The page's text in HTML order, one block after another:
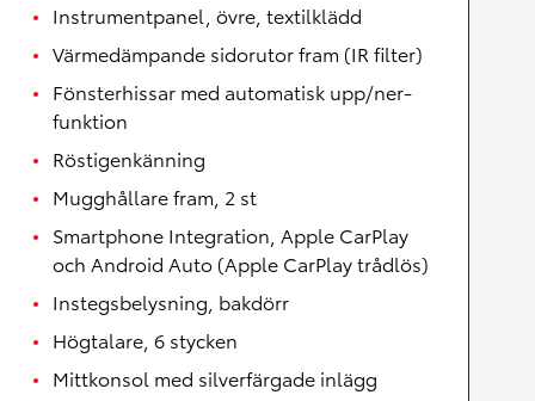
Instrumentpanel, övre, textilklädd
Värmedämpande sidorutor fram (IR filter)
Fönsterhissar med automatisk upp/ner-
funktion
Röstigenkänning
Mugghållare fram, 2 st
Smartphone Integration, Apple CarPlay
och Android Auto (Apple CarPlay trådlös)
Instegsbelysning, bakdörr
Högtalare, 6 stycken
Mittkonsol med silverfärgade inlägg